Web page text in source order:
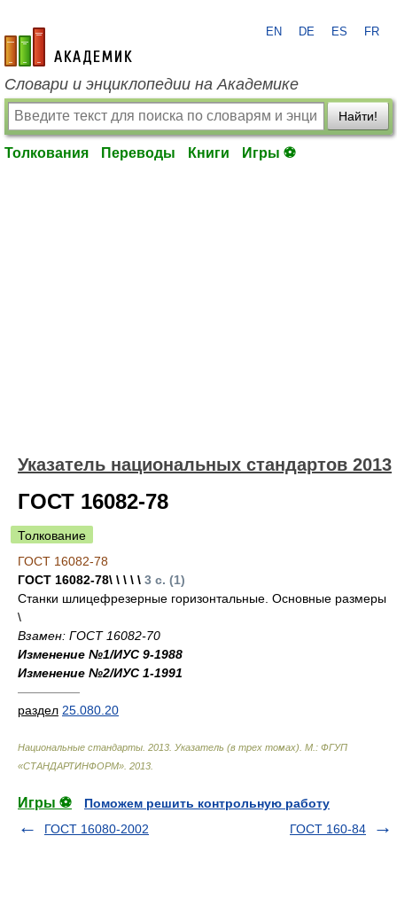
academic.ru
EN DE ES FR
Словари и энциклопедии на Академике
Найти!
Толкования Переводы Книги Игры ⚽
Указатель национальных стандартов 2013
ГОСТ 16082-78
Толкование
ГОСТ 16082-78
ГОСТ 16082-78\ \ \ \ \ 3 с. (1)
Станки шлицефрезерные горизонтальные. Основные размеры
\
Взамен: ГОСТ 16082-70
Изменение №1/ИУС 9-1988
Изменение №2/ИУС 1-1991
—————
раздел 25.080.20
Национальные стандарты. 2013. Указатель (в трех томах). М.: ФГУП
«СТАНДАРТИНФОРМ» 2013
Игры ⚽
Поможем решить контрольную работу
ГОСТ 16080-2002
ГОСТ 160-84